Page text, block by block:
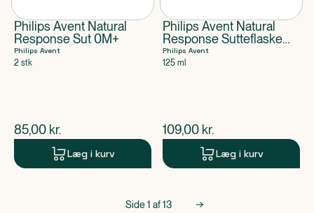
Philips Avent Natural
Response Sut 0M+
Philips Avent
2 stk
$nuværende pris
85,00 kr.
Læg i kurv
Philips Avent Natural
Response Sutteflaske
med AirFree-ventil 0M+
Philips Avent
125 ml
$nuværende pris
109,00 kr.
Læg i kurv
Side1 af13